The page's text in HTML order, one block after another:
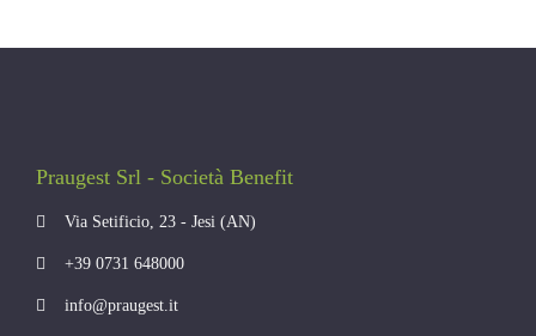
Praugest Srl - Società Benefit
Via Setificio, 23 - Jesi (AN)
+39 0731 648000
info@praugest.it